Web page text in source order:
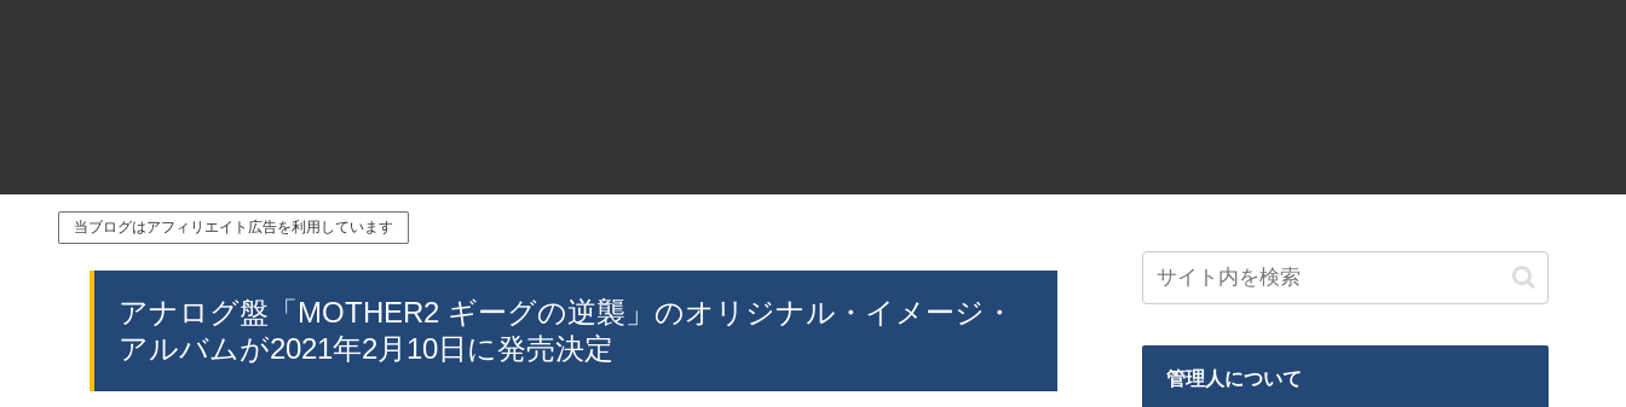
当ブログはアフィリエイト広告を利用しています
アナログ盤「MOTHER2 ギーグの逆襲」のオリジナル・イメージ・
アルバムが2021年2月10日に発売決定
管理人について